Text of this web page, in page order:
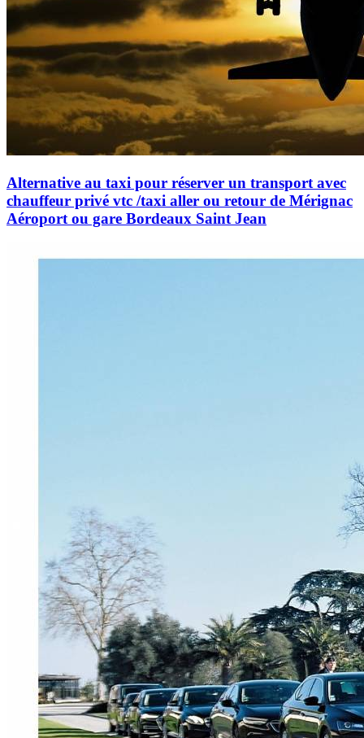
Alternative au taxi pour réserver un transport avec
chauffeur privé vtc /taxi aller ou retour de Mérignac
Aéroport ou gare Bordeaux Saint Jean